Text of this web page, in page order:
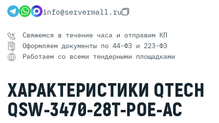
info@servermall.ru
Свяжемся в течение часа и отправим КП
Оформляем документы по 44-ФЗ и 223-ФЗ
Работаем со всеми тендерными площадками
ХАРАКТЕРИСТИКИ QTECH
QSW-3470-28T-POE-AC